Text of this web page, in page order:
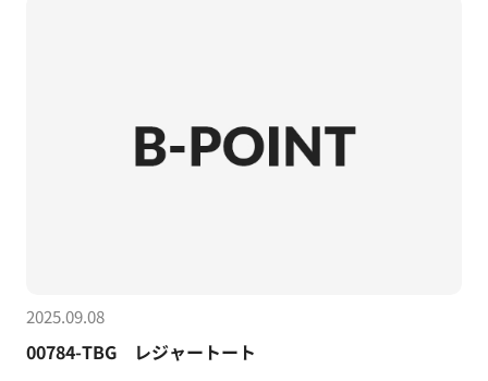
2025.09.08
00784-TBG レジャートート